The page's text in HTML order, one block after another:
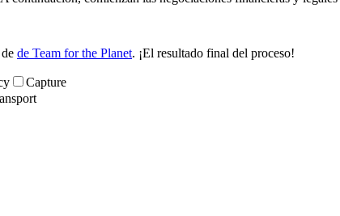
de Team for the Planet. ¡El resultado final del proceso!
Capture